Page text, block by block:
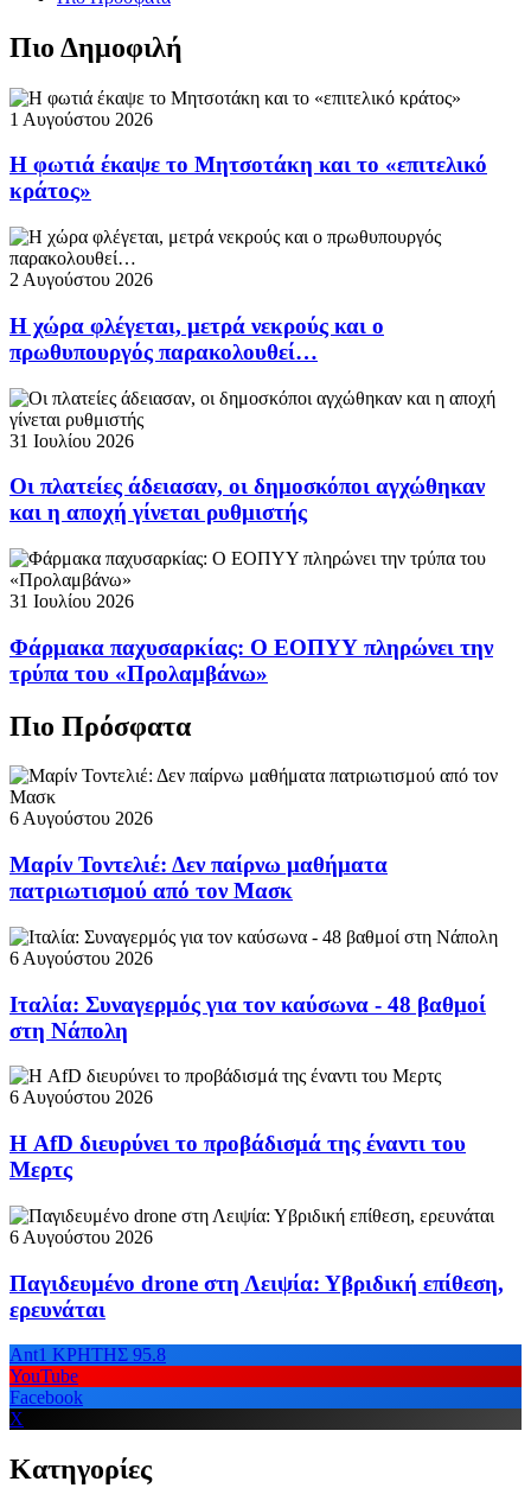
Πιο Δημοφιλή
1 Αυγούστου 2026
Η φωτιά έκαψε το Μητσοτάκη και το «επιτελικό
κράτος»
2 Αυγούστου 2026
Η χώρα φλέγεται, μετρά νεκρούς και ο
πρωθυπουργός παρακολουθεί…
31 Ιουλίου 2026
Οι πλατείες άδειασαν, οι δημοσκόποι αγχώθηκαν
και η αποχή γίνεται ρυθμιστής
31 Ιουλίου 2026
Φάρμακα παχυσαρκίας: Ο ΕΟΠΥΥ πληρώνει την
τρύπα του «Προλαμβάνω»
Πιο Πρόσφατα
6 Αυγούστου 2026
Μαρίν Τοντελιέ: Δεν παίρνω μαθήματα
πατριωτισμού από τον Μασκ
6 Αυγούστου 2026
Ιταλία: Συναγερμός για τον καύσωνα - 48 βαθμοί
στη Νάπολη
6 Αυγούστου 2026
Η AfD διευρύνει το προβάδισμά της έναντι του
Μερτς
6 Αυγούστου 2026
Παγιδευμένο drone στη Λειψία: Υβριδική επίθεση,
ερευνάται
Ant1 ΚΡΗΤΗΣ 95.8
YouTube
Facebook
X
Κατηγορίες